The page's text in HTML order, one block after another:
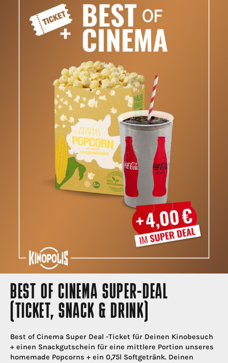
BEST OF CINEMA SUPER-DEAL
(TICKET, SNACK & DRINK)
Best of Cinema Super Deal -Ticket für Deinen Kinobesuch
+ einen Snackgutschein für eine mittlere Portion unseres
homemade Popcorns + ein 0,75l Softgetränk. Deinen